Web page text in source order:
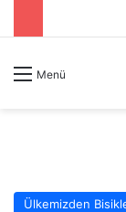
Menü
Ülkemizden